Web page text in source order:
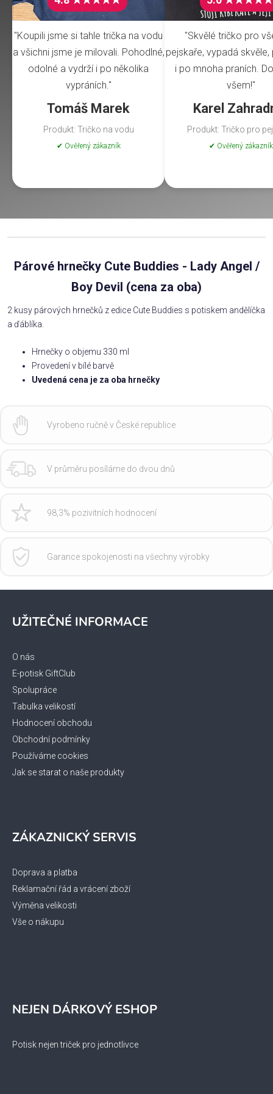
"Koupili jsme si tahle trička na vodu
a všichni jsme je milovali. Pohodlné,
odolné a vydrží i po několika
vypráních."
Tomáš Marek
Produkt: Tričko na vodu
✔ Ověřený zákazník
"Skvělé tričko pro
pejskaře, vypadá
i po mnoha praních.
všem!"
Karel
Produkt: Tričko pro
✔ Ověřený zákazník
Párové hrnečky Cute Buddies - Lady Angel /
Boy Devil (cena za oba)
2 kusy párových hrnečků z edice Cute Buddies s potiskem andělíčka
a ďáblíka.
Hrnečky o objemu 330 ml
Provedení v bílé barvě
Uvedená cena je za oba hrnečky
Vyrobeno ručně v České republice
V průměru posíláme do dvou dnů
98,3% pozivitních hodnocení
Garance spokojenosti na všechny výrobky
UŽITEČNÉ INFORMACE
O nás
E-potisk GiftClub
Spolupráce
Tabulka velikostí
Hodnocení obchodu
Obchodní podmínky
Používáme cookies
Jak se starat o naše produkty
ZÁKAZNICKÝ SERVIS
Doprava a platba
Reklamační řád a vrácení zboží
Výměna velikosti
Vše o nákupu
NEJEN DÁRKOVÝ ESHOP
Potisk nejen triček pro jednotlivce